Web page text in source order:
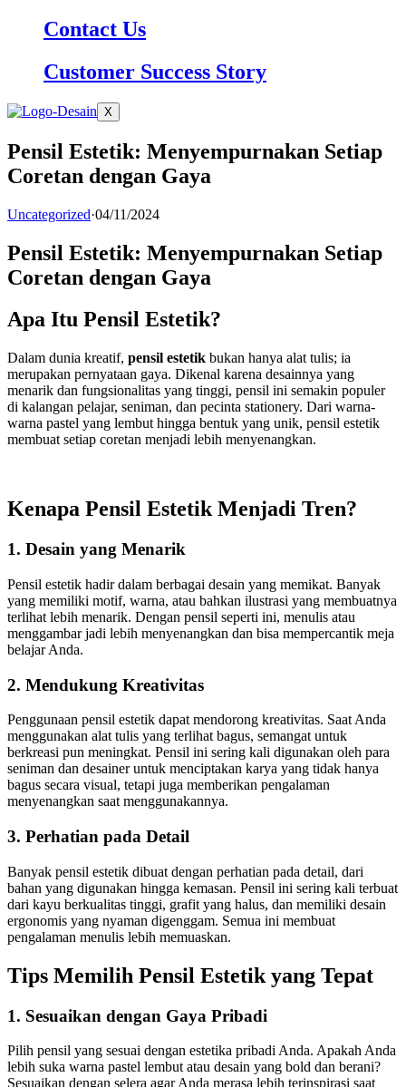
Contact Us
Customer Success Story
X
Pensil Estetik: Menyempurnakan Setiap
Coretan dengan Gaya
Uncategorized·04/11/2024
Pensil Estetik: Menyempurnakan Setiap
Coretan dengan Gaya
Apa Itu Pensil Estetik?
Dalam dunia kreatif, pensil estetik bukan hanya alat tulis; ia
merupakan pernyataan gaya. Dikenal karena desainnya yang
menarik dan fungsionalitas yang tinggi, pensil ini semakin populer
di kalangan pelajar, seniman, dan pecinta stationery. Dari warna-
warna pastel yang lembut hingga bentuk yang unik, pensil estetik
membuat setiap coretan menjadi lebih menyenangkan.
Kenapa Pensil Estetik Menjadi Tren?
1. Desain yang Menarik
Pensil estetik hadir dalam berbagai desain yang memikat. Banyak
yang memiliki motif, warna, atau bahkan ilustrasi yang membuatnya
terlihat lebih menarik. Dengan pensil seperti ini, menulis atau
menggambar jadi lebih menyenangkan dan bisa mempercantik meja
belajar Anda.
2. Mendukung Kreativitas
Penggunaan pensil estetik dapat mendorong kreativitas. Saat Anda
menggunakan alat tulis yang terlihat bagus, semangat untuk
berkreasi pun meningkat. Pensil ini sering kali digunakan oleh para
seniman dan desainer untuk menciptakan karya yang tidak hanya
bagus secara visual, tetapi juga memberikan pengalaman
menyenangkan saat menggunakannya.
3. Perhatian pada Detail
Banyak pensil estetik dibuat dengan perhatian pada detail, dari
bahan yang digunakan hingga kemasan. Pensil ini sering kali terbuat
dari kayu berkualitas tinggi, grafit yang halus, dan memiliki desain
ergonomis yang nyaman digenggam. Semua ini membuat
pengalaman menulis lebih memuaskan.
Tips Memilih Pensil Estetik yang Tepat
1. Sesuaikan dengan Gaya Pribadi
Pilih pensil yang sesuai dengan estetika pribadi Anda. Apakah Anda
lebih suka warna pastel lembut atau desain yang bold dan berani?
Sesuaikan dengan selera agar Anda merasa lebih terinspirasi saat